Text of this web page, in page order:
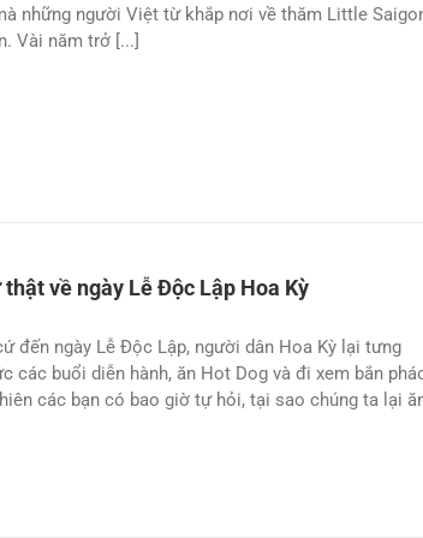
những người Việt từ khắp nơi về thăm Little
Vài năm trở [...]
về ngày Lễ Độc Lập Hoa Kỳ
đến ngày Lễ Độc Lập, người dân Hoa Kỳ lại tưng
các buổi diễn hành, ăn Hot Dog và đi xem bắn
các bạn có bao giờ tự hỏi, tại sao chúng ta lại